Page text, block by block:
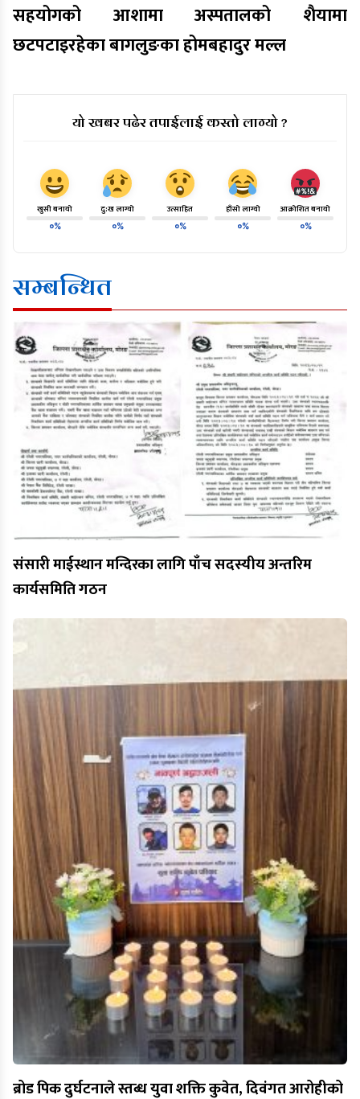
सहयोगको आशामा अस्पतालको शैयामा
छटपटाइरहेका बागलुङका होमबहादुर मल्ल
यो खबर पढेर तपाईलाई कस्तो लाग्यो ?
खुसी बनायो
०%
दु:ख लाग्यो
०%
उत्साहित
०%
हाँसो लाग्यो
०%
आक्रोशित बनायो
०%
सम्बन्धित
संसारी माईस्थान मन्दिरका लागि पाँच सदस्यीय अन्तरिम
कार्यसमिति गठन
ब्रोड पिक दुर्घटनाले स्तब्ध युवा शक्ति कुवेत, दिवंगत आरोहीको